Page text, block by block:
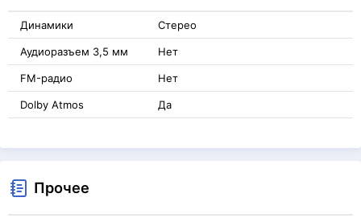
Динамики Стерео
Аудиоразъем 3,5 мм Нет
FM-радио Нет
Dolby Atmos Да
Прочее